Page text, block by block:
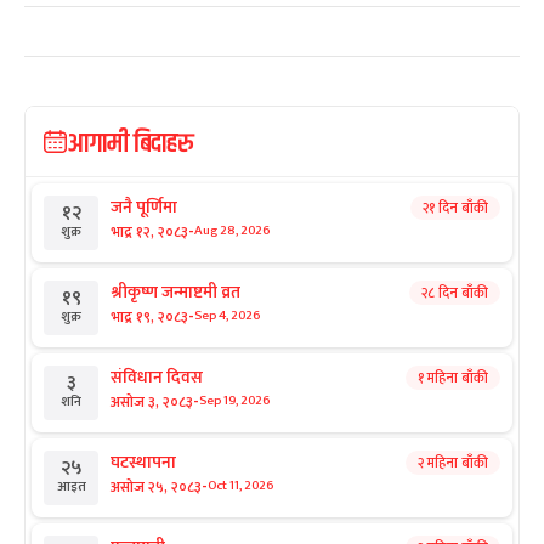
आगामी बिदाहरु
१२
शुक्र
जनै पूर्णिमा
भाद्र १२, २०८३-Aug 28, 2026
२१ दिन बाँकी
१९
शुक्र
श्रीकृष्ण जन्माष्टमी व्रत
भाद्र १९, २०८३-Sep 4, 2026
२८ दिन बाँकी
३
शनि
संविधान दिवस
असोज ३, २०८३-Sep 19, 2026
१ महिना बाँकी
२५
आइत
घटस्थापना
असोज २५, २०८३-Oct 11, 2026
२ महिना बाँकी